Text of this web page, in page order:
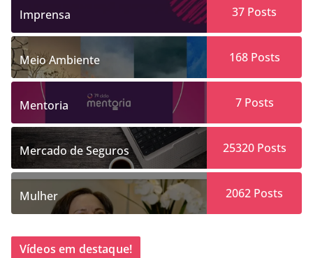
Imprensa 37 Posts
Meio Ambiente 168Posts
Mentoria 7Posts
Mercado de Seguros 25320Posts
Mulher 2062 Posts
Vídeos em destaque!